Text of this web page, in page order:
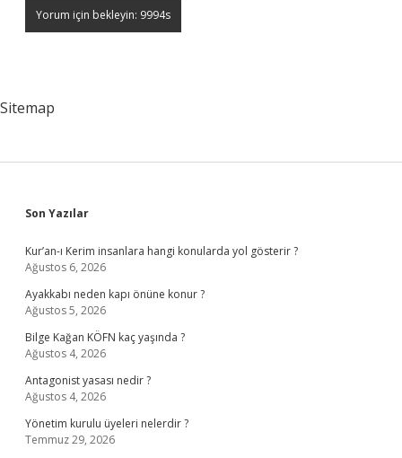
Sitemap
Sidebar
Son Yazılar
Kur’an-ı Kerim insanlara hangi konularda yol gösterir ?
Ağustos 6, 2026
Ayakkabı neden kapı önüne konur ?
Ağustos 5, 2026
Bilge Kağan KÖFN kaç yaşında ?
Ağustos 4, 2026
Antagonist yasası nedir ?
Ağustos 4, 2026
Yönetim kurulu üyeleri nelerdir ?
Temmuz 29, 2026